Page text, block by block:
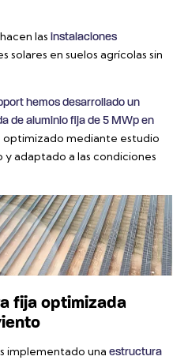
las instalaciones
solares en suelos agrícolas sin
hemos desarrollado un
de aluminio fija de 5 MWp en
optimizado mediante estudio
adaptado a las condiciones
fija optimizada
implementado una estructura